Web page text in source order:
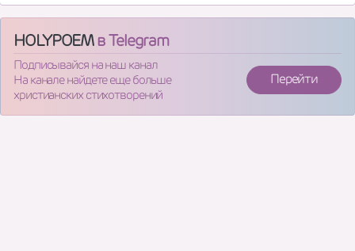
HOLYPOEMв Telegram
Подписывайся на наш канал
На канале найдете еще больше
христианских стихотворений
Перейти